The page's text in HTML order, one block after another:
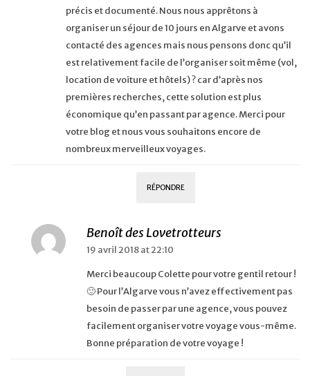
précis et documenté. Nous nous apprêtons à
organiser un séjour de 10 jours en Algarve et avons
contacté des agences mais nous pensons donc qu’il
est relativement facile de l’organiser soit même (vol,
location de voiture et hôtels) ? car d’après nos
premières recherches, cette solution est plus
économique qu’en passant par agence. Merci pour
votre blog et nous vous souhaitons encore de
nombreux merveilleux voyages.
RÉPONDRE
Benoît des Lovetrotteurs
19 avril 2018 at 22:10
Merci beaucoup Colette pour votre gentil retour !
🙂 Pour l’Algarve vous n’avez effectivement pas
besoin de passer par une agence, vous pouvez
facilement organiser votre voyage vous-même.
Bonne préparation de votre voyage !